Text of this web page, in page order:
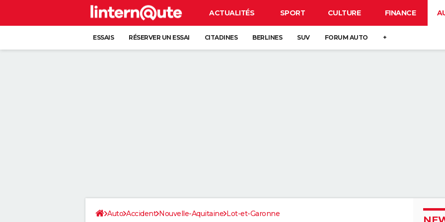
ACTUALITÉS SPORT CULTURE FINANCE
ESSAIS RÉSERVER UN ESSAI CITADINES BERLINES SUV FORUM AUTO +
Auto Accident Nouvelle-Aquitaine Lot-et-Garonne